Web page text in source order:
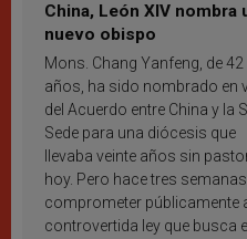
China, León XIV nombra
nuevo obispo
Mons. Chang Yanfeng, de 42
años, ha sido nombrado en
del Acuerdo entre China y la
Sede para una diócesis que
llevaba veinte años sin
hoy. Pero hace tres
comprometer públicamente
controvertida ley que busca